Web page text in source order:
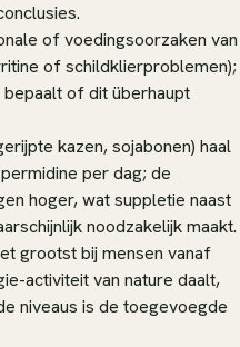
of voedingsoorzaken van
of schildklierproblemen);
of dit überhaupt
kazen, sojabonen) haal
per dag; de
hoger, wat suppletie naast
noodzakelijk maakt.
grootst bij mensen vanaf
activiteit van nature daalt,
niveaus is de toegevoegde